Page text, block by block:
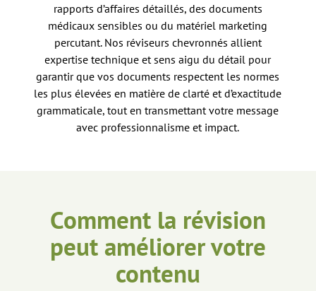
rapports d’affaires détaillés, des documents
médicaux sensibles ou du matériel marketing
percutant. Nos réviseurs chevronnés allient
expertise technique et sens aigu du détail pour
garantir que vos documents respectent les normes
les plus élevées en matière de clarté et d’exactitude
grammaticale, tout en transmettant votre message
avec professionnalisme et impact.
Comment la révision
peut améliorer votre
contenu